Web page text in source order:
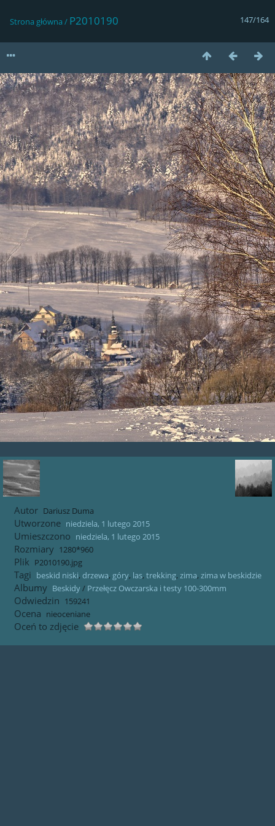
147/164
Strona główna / P2010190
Autor Dariusz Duma
Utworzone niedziela, 1 lutego 2015
Umieszczono niedziela, 1 lutego 2015
Rozmiary 1280*960
Plik P2010190.jpg
Tagi beskid niski, drzewa, góry, las, trekking, zima, zima w beskidzie
Albumy Beskidy/ Przełęcz Owczarska i testy 100-300mm
Odwiedzin 159241
Ocena nieoceniane
Oceń to zdjęcie